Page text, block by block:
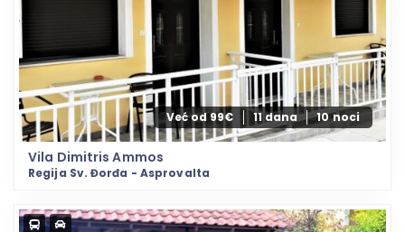
Već od 99€ 11 dana 10 noci
Vila Dimitris Ammos
Regija Sv. Đorđa - Asprovalta